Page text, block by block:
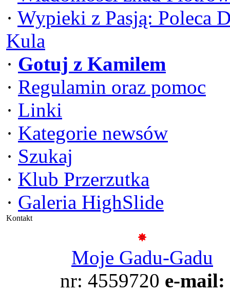
· Wypieki z Pasją: Poleca
Kula
· Gotuj z Kamilem
· Regulamin oraz pomoc
· Linki
· Kategorie newsów
· Szukaj
· Klub Przerzutka
· Galeria HighSlide
Kontakt
Moje Gadu-Gadu
nr: 4559720 e-mail: